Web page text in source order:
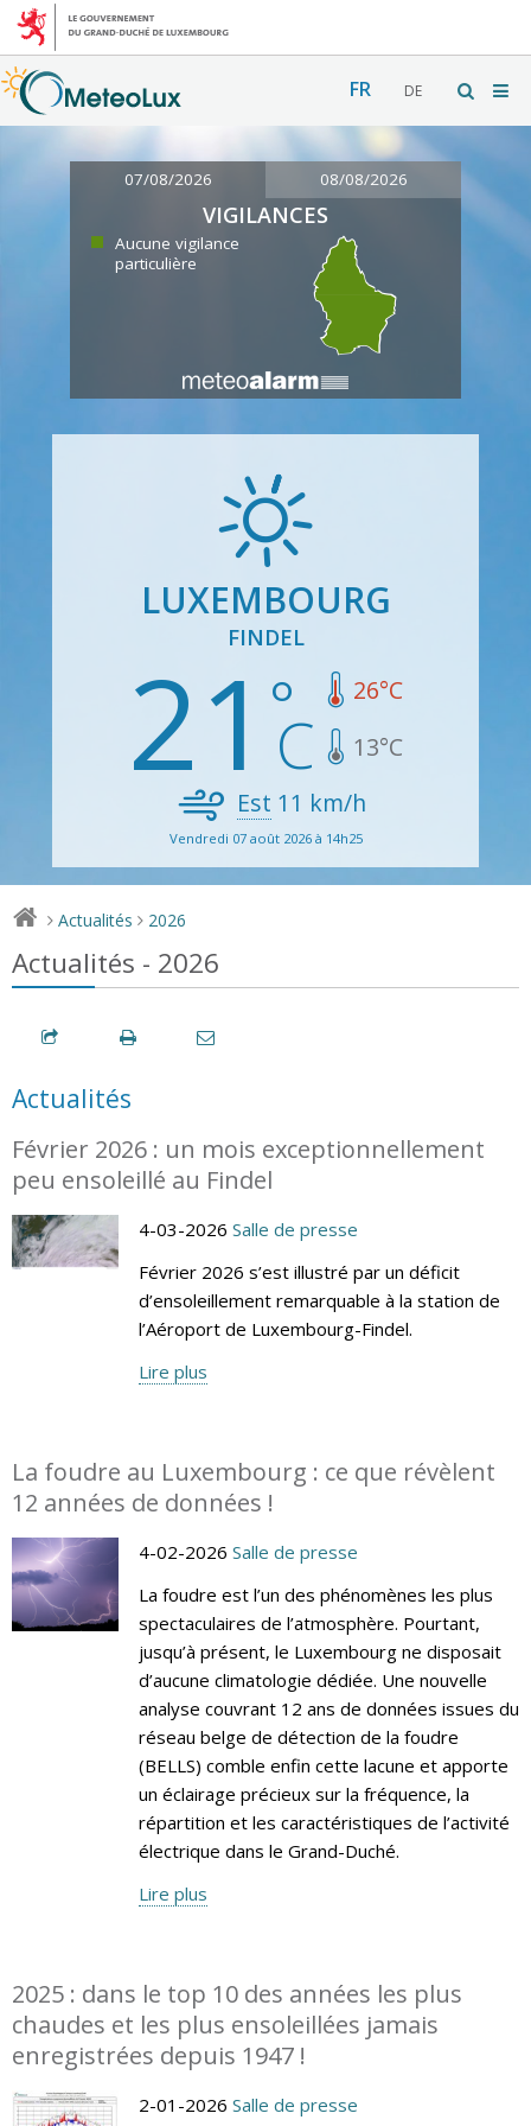
FR DE
07/08/2026 08/08/2026
VIGILANCES
Aucune vigilance
particulière
LUXEMBOURG
FINDEL
21 26°C
13°C
Est 11 km/h
Vendredi 07 août 2026 à 14h25
> Actualités > 2026
Actualités - 2026
Actualités
Février 2026 : un mois exceptionnellement
peu ensoleillé au Findel
4-03-2026 Salle de presse
Février 2026 s’est illustré par un déficit
d’ensoleillement remarquable à la station de
l’Aéroport de Luxembourg-Findel.
Lire plus
La foudre au Luxembourg : ce que révèlent
12 années de données !
4-02-2026 Salle de presse
La foudre est l’un des phénomènes les plus
spectaculaires de l’atmosphère. Pourtant,
jusqu’à présent, le Luxembourg ne disposait
d’aucune climatologie dédiée. Une nouvelle
analyse couvrant 12 ans de données issues du
réseau belge de détection de la foudre
(BELLS) comble enfin cette lacune et apporte
un éclairage précieux sur la fréquence, la
répartition et les caractéristiques de l’activité
électrique dans le Grand-Duché.
Lire plus
2025 : dans le top 10 des années les plus
chaudes et les plus ensoleillées jamais
enregistrées depuis 1947 !
2-01-2026 Salle de presse